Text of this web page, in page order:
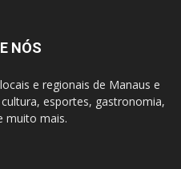
NÓS
e regionais de Manaus e
esportes, gastronomia,
muito mais.